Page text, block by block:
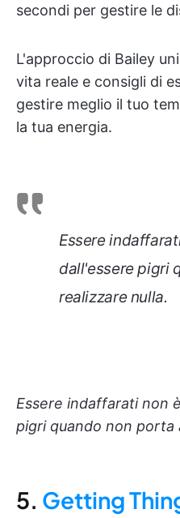
secondi per gestire le
L'approccio di Bailey
vita reale e consigli di
gestire meglio il tuo
la tua energia.
Essere
dall'essere pigri
realizzare nulla.
Essere indaffarati non
pigri quando non porta
5. Getting